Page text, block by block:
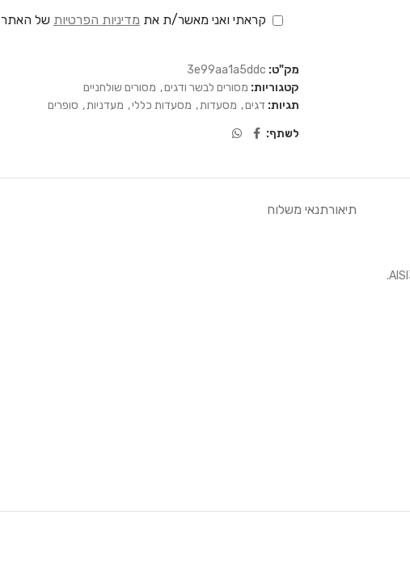
קראתי ואני מאשר/ת את מדיניות הפרטיות של האתר
מק"ט: 3e99aa1a5ddc
קטגוריות: מסורים לבשר ודגים, מסורים שולחניים
תגיות: דגים, מסעדות, מסעדות כללי, מעדניות, סופרים
לשתף:
תיאורתנאי משלוח